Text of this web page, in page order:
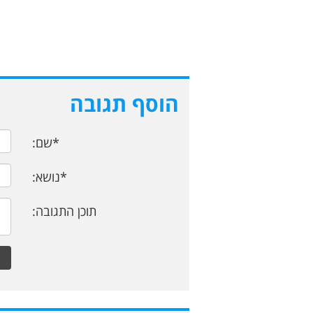
הוסף תגובה
*שם:
*נושא:
תוכן התגובה: